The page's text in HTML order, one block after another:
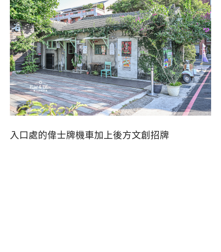
入口處的偉士牌機車加上後方文創招牌